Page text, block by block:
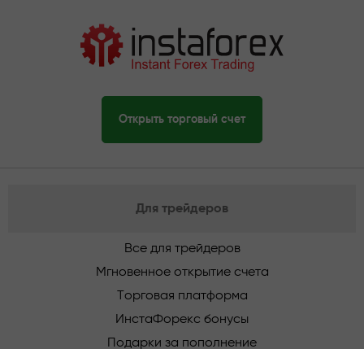
Открыть торговый счет
Для трейдеров
Все для трейдеров
Мгновенное открытие счета
Торговая платформа
ИнстаФорекс бонусы
Подарки за пополнение